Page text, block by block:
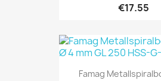
€17.55
Famag